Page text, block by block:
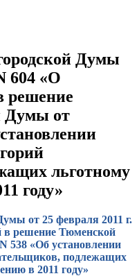
Думы
604 «О
решение
Думы от
льготному
году»
от 25 февраля 2011 г.
в решение Тюменской
538 «Об установлении
подлежащих
в 2011 году»